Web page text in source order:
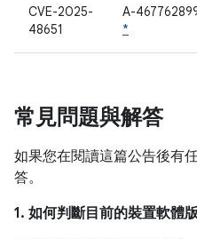
CVE-2025-
48651
A-
*
常見問題與解答
如果您在閱讀這篇公告後有
答。
1. 如何判斷目前的裝置軟體